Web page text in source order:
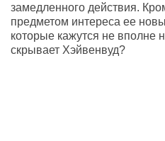
замедленного действия.
предметом интереса ее
которые кажутся не
скрывает Хэйвенвуд?